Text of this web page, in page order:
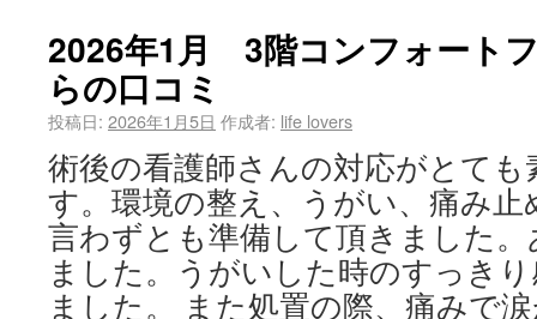
2026年1月 3階コンフォート
らの口コミ
投稿日: 2026年1月5日 作成者: life lovers
術後の看護師さんの対応がとて
す。環境の整え、うがい、痛み
言わずとも準備して頂きました
ました。うがいした時のすっき
ました。 また処置の際、痛みで